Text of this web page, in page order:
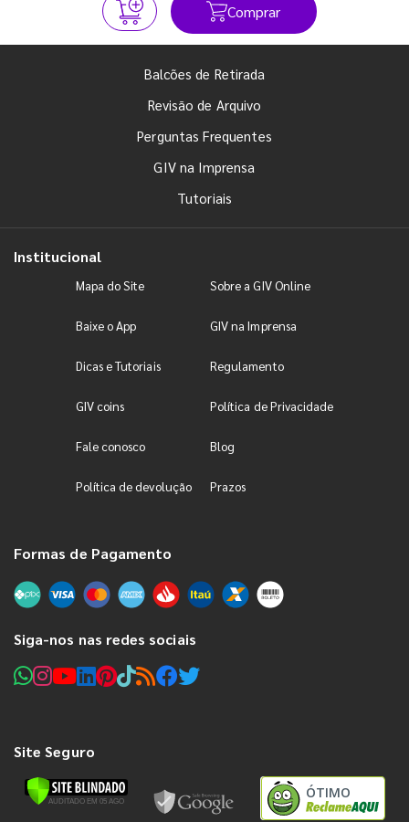
Comprar
Balcões de Retirada
Revisão de Arquivo
Perguntas Frequentes
GIV na Imprensa
Tutoriais
Institucional
Mapa do Site Sobre a GIV Online
Baixe o App GIV na Imprensa
Dicas e Tutoriais Regulamento
GIV coins Política de Privacidade
Fale conosco Blog
Política de devolução Prazos
Formas de Pagamento
Siga-nos nas redes sociais
Site Seguro
ÓTIMO